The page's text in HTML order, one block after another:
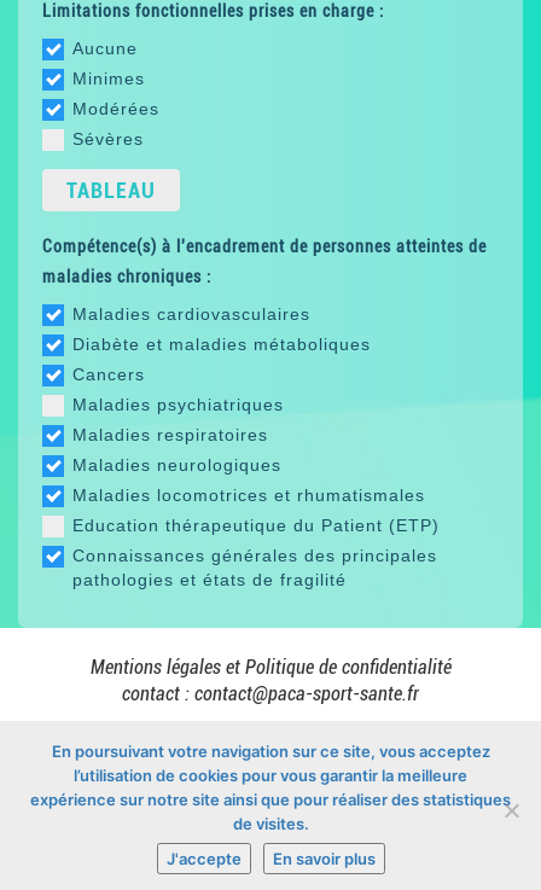
Limitations fonctionnelles prises en charge :
Aucune
Minimes
Modérées
Sévères
TABLEAU
Compétence(s) à l'encadrement de personnes atteintes de
maladies chroniques :
Maladies cardiovasculaires
Diabète et maladies métaboliques
Cancers
Maladies psychiatriques
Maladies respiratoires
Maladies neurologiques
Maladies locomotrices et rhumatismales
Education thérapeutique du Patient (ETP)
Connaissances générales des principales
pathologies et états de fragilité
Mentions légales et Politique de confidentialité
contact : contact@paca-sport-sante.fr
En collaboration avec
© Copyright 2026 - Mon Sport Santé PACA
En poursuivant votre navigation sur ce site, vous acceptez
l’utilisation de cookies pour vous garantir la meilleure
expérience sur notre site ainsi que pour réaliser des statistiques
de visites.
J'accepte
En savoir plus